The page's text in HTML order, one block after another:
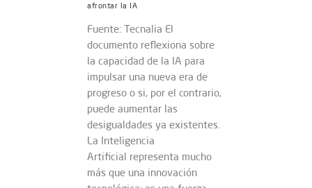
afrontar la IA
Fuente: Tecnalia El
documento reflexiona sobre
la capacidad de la IA para
impulsar una nueva era de
progreso o si, por el contrario,
puede aumentar las
desigualdades ya existentes.
La Inteligencia
Artificial representa mucho
más que una innovación